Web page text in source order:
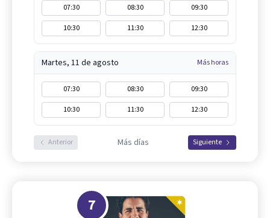
07:30 08:30
09:30
10:30
11:30 12:30
Martes, 11 de agosto Más horas
07:30 08:30
09:30
10:30
11:30 12:30
Anterior Más días Siguiente
7